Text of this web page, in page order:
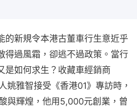
的新規令本港古董車行生意近乎
得過風霜，卻逃不過政策。當行
是如何求生？收藏車經銷商
姚雅智接受《香港01》專訪時，
與輝煌，他用5,000元創業，曾